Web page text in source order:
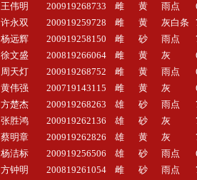
王伟明 200919268733 雌 黄 雨点
许永双 200919259728 雌 黄 灰白条
杨远辉 200919258150 雌 砂 雨点
徐文盛 200819266064 雌 黄 灰
周天灯 200919268752 雌 黄 雨点
黄伟强 200719143115 雌 黄 灰
方楚杰 200919268263 雄 砂 雨点
张胜鸿 200919262136 雄 砂 灰
蔡明章 200919262826 雄 黄 灰
杨洁标 200919256506 雄 砂 雨点
方钟明 200819261054 雌 砂 雨点